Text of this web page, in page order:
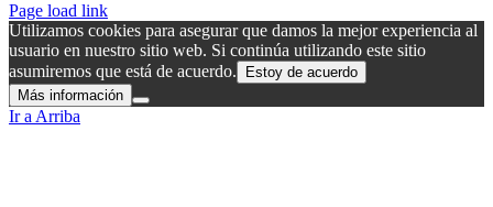
Page load link
Utilizamos cookies para asegurar que damos la mejor experiencia al
usuario en nuestro sitio web. Si continúa utilizando este sitio
asumiremos que está de acuerdo.
Estoy de acuerdo
Más información
Ir a Arriba